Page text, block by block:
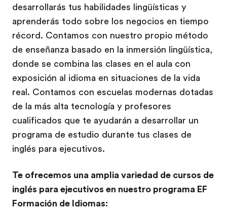
desarrollarás tus habilidades lingüísticas y
aprenderás todo sobre los negocios en tiempo
récord. Contamos con nuestro propio método
de enseñanza basado en la inmersión lingüística,
donde se combina las clases en el aula con
exposición al idioma en situaciones de la vida
real. Contamos con escuelas modernas dotadas
de la más alta tecnología y profesores
cualificados que te ayudarán a desarrollar un
programa de estudio durante tus clases de
inglés para ejecutivos.
Te ofrecemos una amplia variedad de cursos de
inglés para ejecutivos en nuestro programa EF
Formación de Idiomas: